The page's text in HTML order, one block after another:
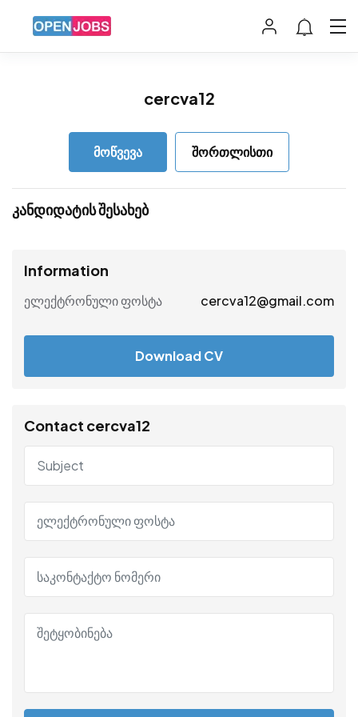
cercva12
მოწვევა შორთლისთი
კანდიდატის შესახებ
Information
ელექტრონული ფოსტა cercva12@gmail.com
Download CV
Contact cercva12